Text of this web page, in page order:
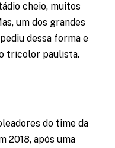
cheio, muitos
um dos grandes
dessa forma e
tricolor paulista.
do time da
2018, após uma